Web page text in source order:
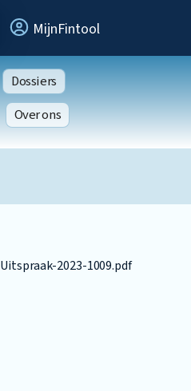
MijnFintool
Dossiers
Over ons
Uitspraak-2023-1009.pdf